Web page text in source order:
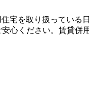
宅を取り扱ってい
心ください。賃貸併